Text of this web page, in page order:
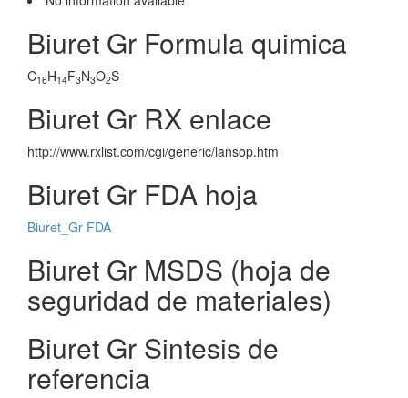
Biuret Gr Formula quimica
C16H14F3N3O2S
Biuret Gr RX enlace
http://www.rxlist.com/cgi/generic/lansop.htm
Biuret Gr FDA hoja
Biuret_Gr FDA
Biuret Gr MSDS (hoja de
seguridad de materiales)
Biuret Gr Sintesis de
referencia